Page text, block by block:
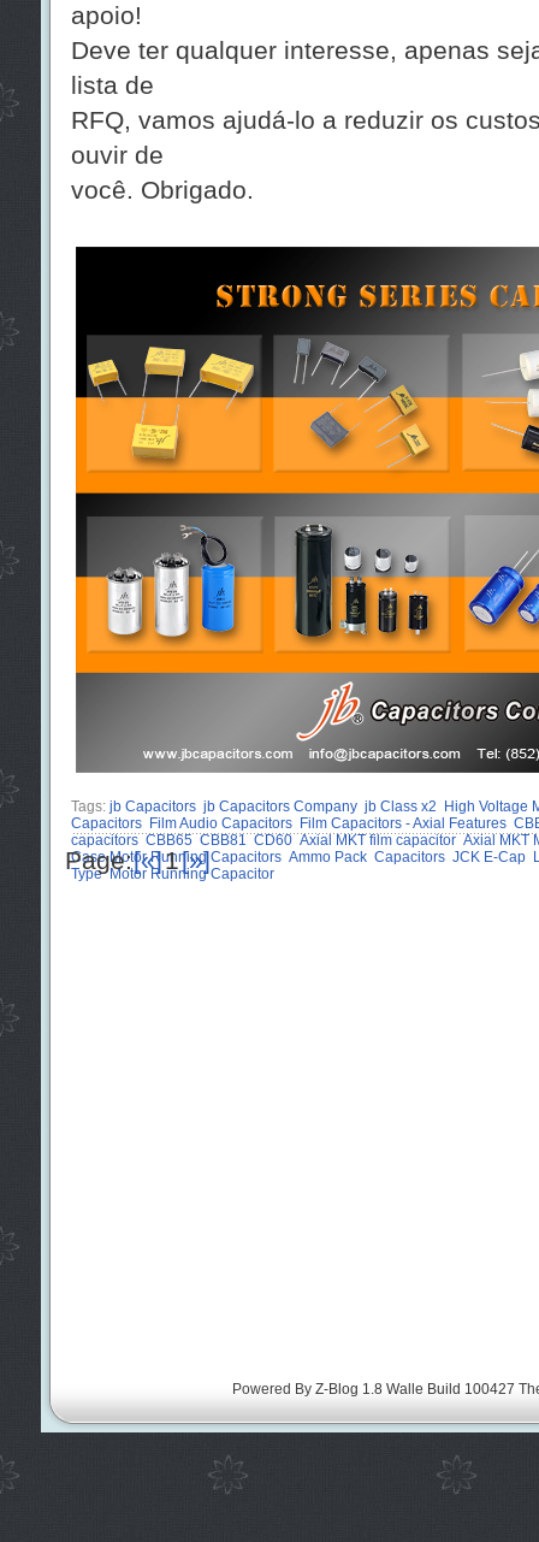
apoio!
Deve ter qualquer interesse, apenas
lista de
RFQ, vamos ajudá-lo a reduzir os
ouvir de
você. Obrigado.
Tags: jb Capacitors jb Capacitors Company jb Class x2
High Voltage
Capacitors
Film Audio Capacitors Film Capacitors - Axial Features
capacitors CBB65 CBB81 CD60 Axial MKT film capacitor Axial MKT
Case Motor Running Capacitors Ammo Pack Capacitors JCK E-Cap
Type Motor Running Capacitor
Page:[«]1[»]
Powered By Z-Blog 1.8 Walle Build 100427